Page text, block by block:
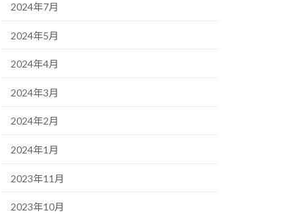
2024年7月
2024年5月
2024年4月
2024年3月
2024年2月
2024年1月
2023年11月
2023年10月